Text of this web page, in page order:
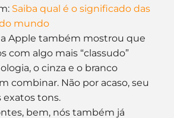
Saiba qual é o significado das
mundo
a Apple também mostrou que
com algo mais “classudo”
o cinza e o branco
combinar. Não por acaso, seu
exatos tons.
bem, nós também já